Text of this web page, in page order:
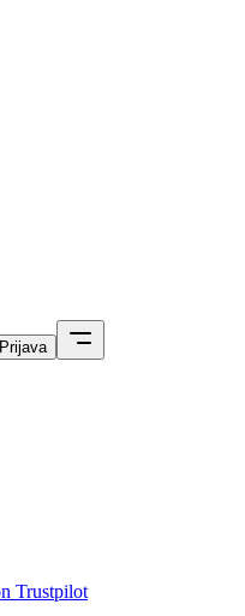
Prijava
Trustpilot